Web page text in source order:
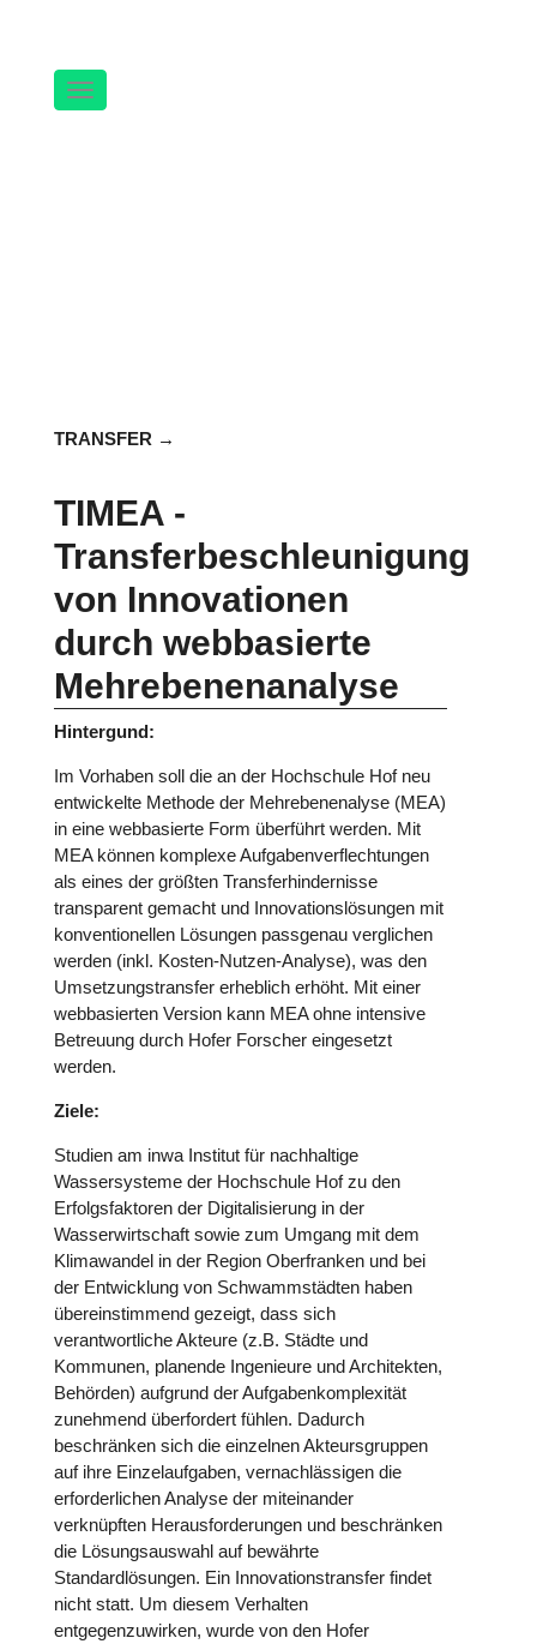
Navigation
TRANSFER
TIMEA -
Transferbeschleunigung
von Innovationen
durch webbasierte
Mehrebenenanalyse
Hintergund:
Im Vorhaben soll die an der Hochschule Hof neu
entwickelte Methode der Mehrebenenalyse (MEA)
in eine webbasierte Form überführt werden. Mit
MEA können komplexe Aufgabenverflechtungen
als eines der größten Transferhindernisse
transparent gemacht und Innovationslösungen mit
konventionellen Lösungen passgenau verglichen
werden (inkl. Kosten-Nutzen-Analyse), was den
Umsetzungstransfer erheblich erhöht. Mit einer
webbasierten Version kann MEA ohne intensive
Betreuung durch Hofer Forscher eingesetzt
werden.
Ziele:
Studien am inwa Institut für nachhaltige
Wassersysteme der Hochschule Hof zu den
Erfolgsfaktoren der Digitalisierung in der
Wasserwirtschaft sowie zum Umgang mit dem
Klimawandel in der Region Oberfranken und bei
der Entwicklung von Schwammstädten haben
übereinstimmend gezeigt, dass sich
verantwortliche Akteure (z.B. Städte und
Kommunen, planende Ingenieure und Architekten,
Behörden) aufgrund der Aufgabenkomplexität
zunehmend überfordert fühlen. Dadurch
beschränken sich die einzelnen Akteursgruppen
auf ihre Einzelaufgaben, vernachlässigen die
erforderlichen Analyse der miteinander
verknüpften Herausforderungen und beschränken
die Lösungsauswahl auf bewährte
Standardlösungen. Ein Innovationstransfer findet
nicht statt. Um diesem Verhalten
entgegenzuwirken, wurde von den Hofer